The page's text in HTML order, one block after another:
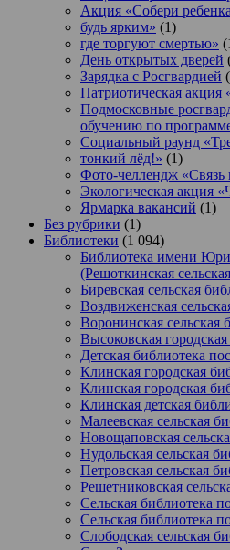
Акция «Собери
будь ярким» (1)
где торгуют смертью»
День открытых дверей
Зарядка с Росгвардией
Патриотическая акция
Подмосковные
обучению по
Социальный раунд
тонкий лёд!» (1)
Фото-челлендж «Связь
Экологическая акция
Ярмарка вакансий (1)
Без рубрики (1)
Библиотеки (1 094)
Библиотека имени
(Решоткинская
Биревская сельская
Воздвиженская
Воронинская сельская
Высоковская
Детская библиотека
Клинская городская
Клинская городская
Клинская детская
Малеевская сельская
Новощаповская
Нудольская сельская
Петровская сельская
Решетниковская
Сельская библиотека
Сельская библиотека
Слободская сельская